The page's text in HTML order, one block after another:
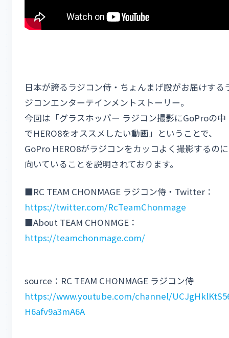
日本が誇るラジコン侍・ちょんまげ殿がお届けする
ジコンエンターテインメントストーリー。
今回は「グラスホッパー ラジコン撮影にGoProの中
でHERO8をオススメしたい動画」ということで、
GoPro HERO8がラジコンをカッコよく撮影するのに
向いていることを説明されております。
■RC TEAM CHONMAGE ラジコン侍・Twitter：
https://twitter.com/RcTeamChonmage
■About TEAM CHONMGE：
https://teamchonmage.com/
source：RC TEAM CHONMAGE ラジコン侍
https://www.youtube.com/channel/
H6afv9a3mA6A